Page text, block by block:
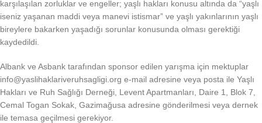
karşılaşılan zorluklar ve engeller; yaşlı hakları konusu altında da “yaşlı
iseniz yaşanan maddi veya manevi istismar” ve yaşlı yakınlarının yaşlı
bireylere bakarken yaşadığı sorunlar konusunda olması gerektiği
kaydedildi.
Albank ve Asbank tarafından sponsor edilen yarışma için mektuplar
info@yaslihaklariveruhsagligi.org e-mail adresine veya posta ile Yaşlı
Hakları ve Ruh Sağlığı Derneği, Levent Apartmanları, Daire 1, Blok 7,
Cemal Togan Sokak, Gazimağusa adresine gönderilmesi veya dernek
ile temasa geçilmesi gerekiyor.